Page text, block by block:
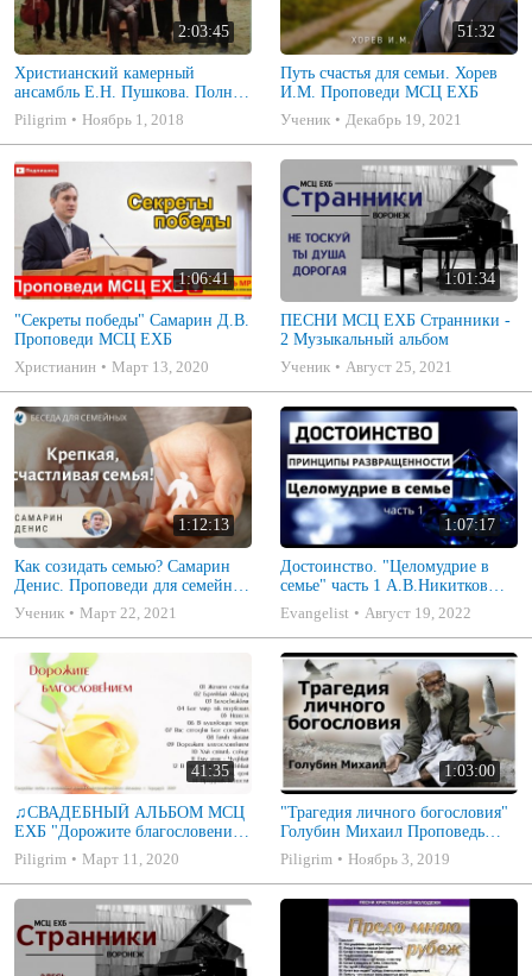
2:03:45
Христианский камерный
ансамбль Е.Н. Пушкова. Полное
собрание
Piligrim Ноябрь 1, 2018
51:32
Путь счастья для семьи. Хорев
И.М. Проповеди МСЦ ЕХБ
Ученик
Декабрь 19, 2021
1:06:41
"Секреты победы" Самарин Д.В.
Проповеди МСЦ ЕХБ
Христианин
Март 13, 2020
1:01:34
ПЕСНИ МСЦ ЕХБ Странники -
2 Музыкальный альбом
Ученик
Август 25, 2021
1:12:13
Как созидать семью? Самарин
Денис. Проповеди для семейных
МСЦ ЕХБ
Ученик Март 22, 2021
1:07:17
Достоинство. "Целомудрие в
семье" часть 1 А.В.Никитков
Беседа для семейных МСЦ ЕХБ
Evangelist Август 19, 2022
41:35
♫СВАДЕБНЫЙ АЛЬБОМ МСЦ
ЕХБ "Дорожите благословением
- Христианские песни.
Музыкальный диск. Псалмы
Piligrim Март 11, 2020
1:03:00
"Трагедия личного богословия"
Голубин Михаил Проповедь
2019
Piligrim Ноябрь 3, 2019